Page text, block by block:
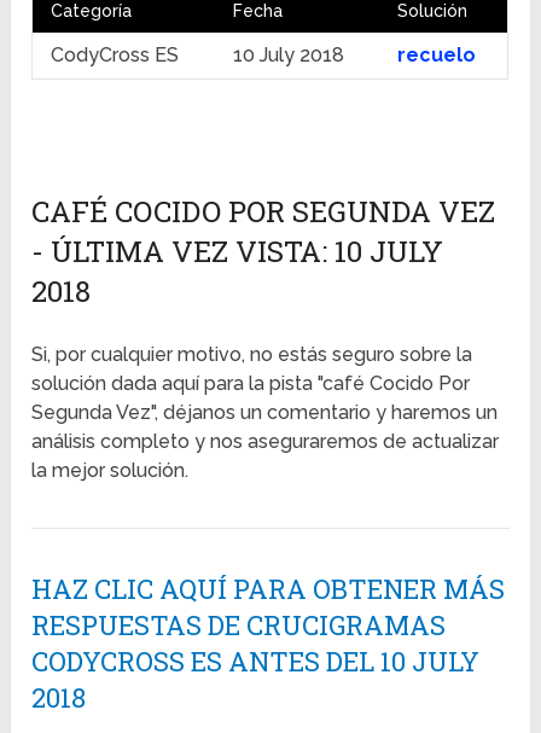
Categoría Fecha Solución
CodyCross ES 10 July 2018 recuelo
CAFÉ COCIDO POR SEGUNDA VEZ
- ÚLTIMA VEZ VISTA: 10 JULY
2018
Si, por cualquier motivo, no estás seguro sobre la
solución dada aquí para la pista "café Cocido Por
Segunda Vez", déjanos un comentario y haremos un
análisis completo y nos aseguraremos de actualizar
la mejor solución.
HAZ CLIC AQUÍ PARA OBTENER MÁS
RESPUESTAS DE CRUCIGRAMAS
CODYCROSS ES ANTES DEL 10 JULY
2018